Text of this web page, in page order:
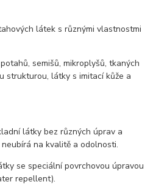
látek s různými vlastnostmi
semišů, mikroplyšů, tkaných
strukturou, látky s imitací kůže a
látky bez různých úprav a
na kvalitě a odolnosti.
se speciální povrchovou úpravou
repellent).